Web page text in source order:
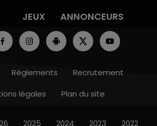
JEUX ANNONCEURS
Règlements
Recrutement
légales
Plan du site
2025 2024 2023 2022